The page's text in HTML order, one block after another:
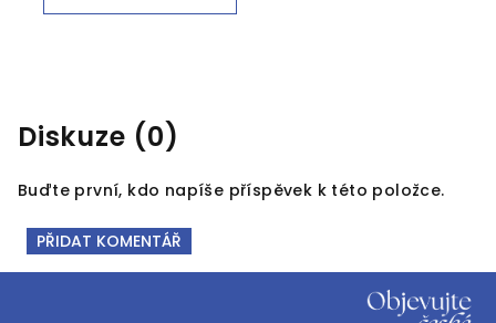
Diskuze (0)
Buďte první, kdo napíše příspěvek k této položce.
PŘIDAT KOMENTÁŘ